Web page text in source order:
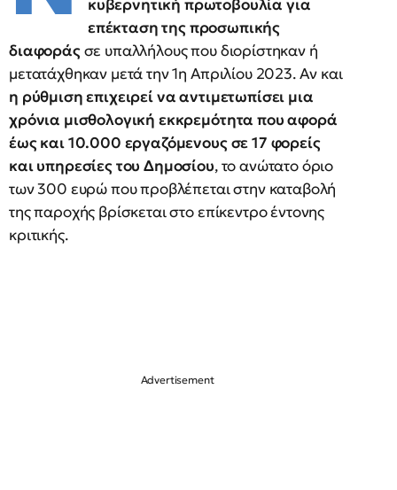
κυβερνητική πρωτοβουλία για
επέκταση της προσωπικής
διαφοράςσε υπαλλήλους που διορίστηκαν ή
μετατάχθηκαν μετά την 1η Απριλίου 2023. Αν και
η ρύθμιση επιχειρεί να αντιμετωπίσει μια
χρόνια μισθολογική εκκρεμότητα που αφορά
έως και 10.000 εργαζόμενους σε 17 φορείς
και υπηρεσίες του Δημοσίου, το ανώτατο όριο
των 300 ευρώ που προβλέπεται στην καταβολή
της παροχής βρίσκεται στο επίκεντρο έντονης
κριτικής.